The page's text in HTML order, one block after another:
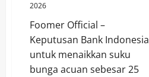
2026
Foomer Official –
Keputusan Bank Indonesia
untuk menaikkan suku
bunga acuan sebesar 25